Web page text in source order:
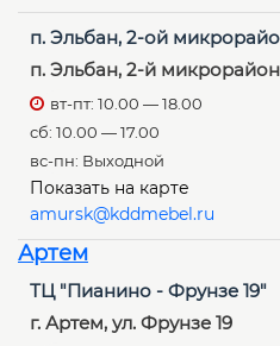
п. Эльбан, 2-ой
п. Эльбан, 2-й микрорайон
вт-пт: 10.00 — 18.00
сб: 10.00 — 17.00
вс-пн: Выходной
Показать на карте
amursk@kddmebel.ru
Артем
ТЦ "Пианино - Фрунзе 19"
г. Артем, ул. Фрунзе 19